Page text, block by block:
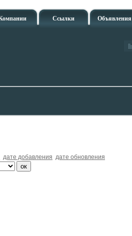
Ссылки Объявления
дате добавления
дате обновления